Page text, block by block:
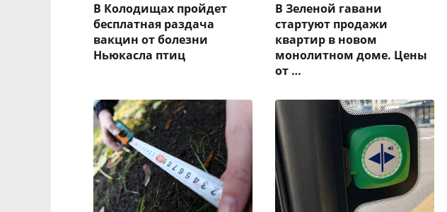
В Колодищах пройдет
бесплатная раздача
вакцин от болезни
Ньюкасла птиц
В Зеленой гавани
стартуют продажи
квартир в новом
монолитном доме. Цены
от …